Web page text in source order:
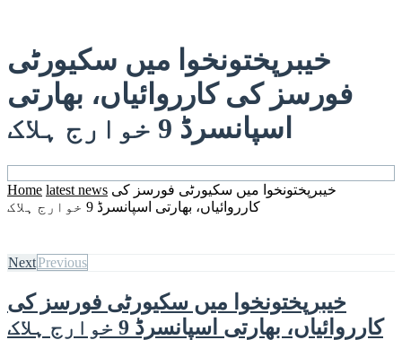
خیبرپختونخوا میں سکیورٹی
فورسز کی کارروائیاں، بھارتی
اسپانسرڈ 9 خوارج ہلاک
Home latest news خیبرپختونخوا میں سکیورٹی فورسز کی
کارروائیاں، بھارتی اسپانسرڈ 9 خوارج ہلاک
NextPrevious
خیبرپختونخوا میں سکیورٹی فورسز کی
کارروائیاں، بھارتی اسپانسرڈ 9 خوارج ہلاک